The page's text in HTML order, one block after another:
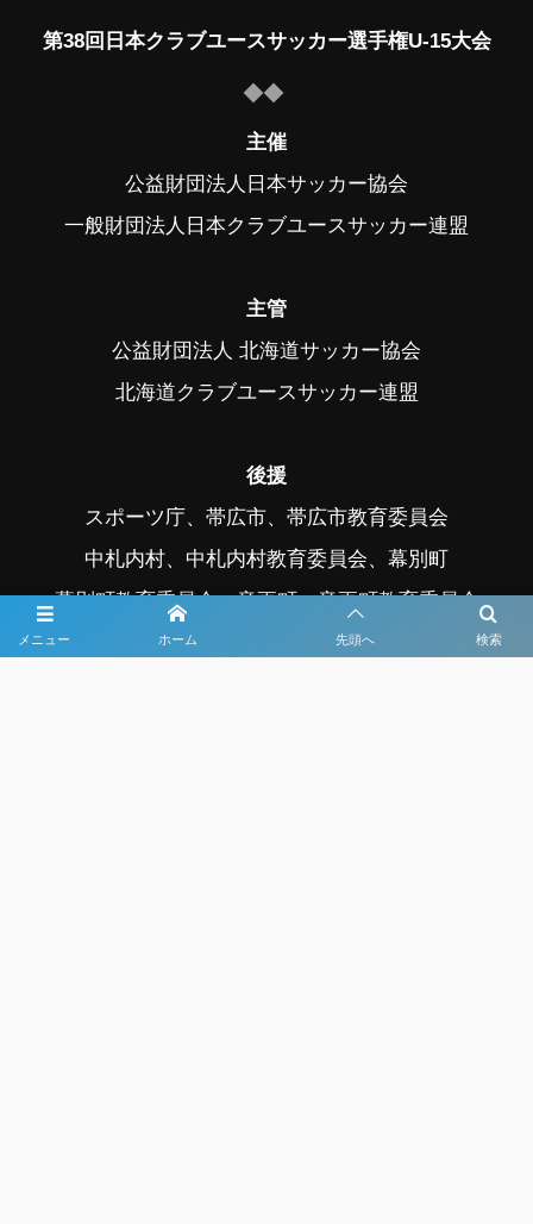
メニュー 検索
ホーム 先頭へ
第38回日本クラブユースサッカー選手権U-15大会
主催
公益財団法人日本サッカー協会
一般財団法人日本クラブユースサッカー連盟
主管
公益財団法人 北海道サッカー協会
北海道クラブユースサッカー連盟
後援
スポーツ庁、帯広市、帯広市教育委員会
中札内村、中札内村教育委員会、幕別町
幕別町教育委員会、音更町、音更町教育委員会
公益社団法人日本プロサッカーリーグ